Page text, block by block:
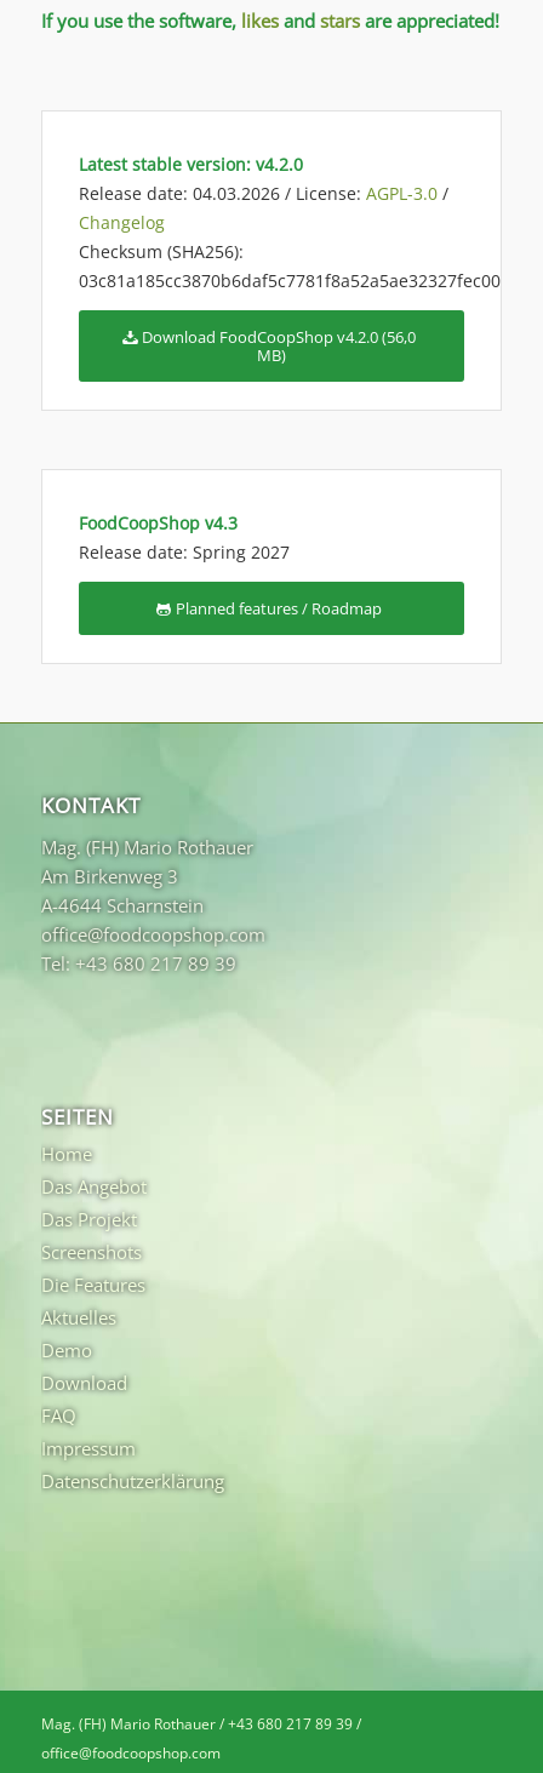
If you use the software, likesand starsare appreciated!
Latest stable version: v4.2.0
Release date: 04.03.2026 / License: AGPL-3.0/
Changelog
Checksum (SHA256):
Download FoodCoopShop v4.2.0 (56,0
MB)
FoodCoopShop v4.3
Release date: Spring 2027
Planned features / Roadmap
KONTAKT
Mag. (FH) Mario Rothauer
Am Birkenweg 3
A-4644 Scharnstein
office@foodcoopshop.com
Tel: +43 680 217 89 39
SEITEN
Home
Das Angebot
Das Projekt
Screenshots
Die Features
Aktuelles
Demo
Download
FAQ
Impressum
Datenschutzerklärung
Mag. (FH) Mario Rothauer / +43 680 217 89 39 /
office@foodcoopshop.com